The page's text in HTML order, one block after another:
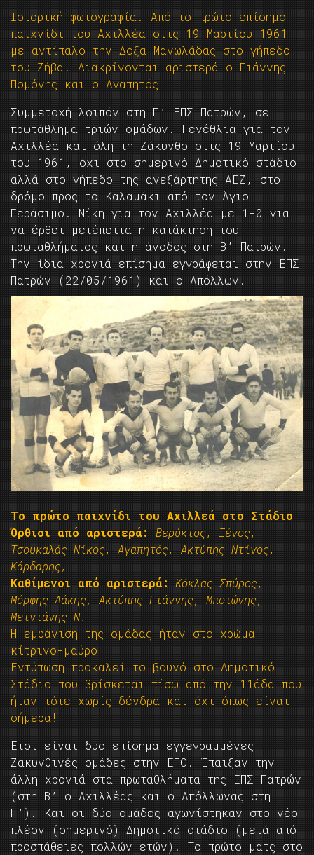
Ιστορική φωτογραφία. Από το πρώτο επίσημο
παιχνίδι του Αχιλλέα στις 19 Μαρτίου 1961
με αντίπαλο την Δόξα Μανωλάδας στο γήπεδο
του Ζήβα. Διακρίνονται αριστερά ο Γιάννης
Πομόνης και ο Αγαπητός
Συμμετοχή λοιπόν στη Γ’ ΕΠΣ Πατρών, σε
πρωτάθλημα τριών ομάδων. Γενέθλια για τον
Αχιλλέα και όλη τη Ζάκυνθο στις 19 Μαρτίου
του 1961, όχι στο σημερινό Δημοτικό στάδιο
αλλά στο γήπεδο της ανεξάρτητης ΑΕΖ, στο
δρόμο προς το Καλαμάκι από τον Άγιο
Γεράσιμο. Νίκη για τον Αχιλλέα με 1-0 για
να έρθει μετέπειτα η κατάκτηση του
πρωταθλήματος και η άνοδος στη Β’ Πατρών.
Την ίδια χρονιά επίσημα εγγράφεται στην ΕΠΣ
Πατρών (22/05/1961) και ο Απόλλων.
Το πρώτο παιχνίδι του Αχιλλεά στο Στάδιο
Όρθιοι από αριστερά:
Βερύκιος, Ξένος,
Τσουκαλάς Νίκος, Αγαπητός, Ακτύπης Ντίνος,
Κάρδαρης,
Καθίμενοι από αριστερά: Κόκλας Σπύρος,
Μόρφης Λάκης, Ακτύπης Γιάννης, Μποτώνης,
Μεϊντάνης Ν.
Η εμφάνιση της ομάδας ήταν στο χρώμα
κίτρινο-μαύρο
Εντύπωση προκαλεί το βουνό στο Δημοτικό
Στάδιο που βρίσκεται πίσω από την 11άδα που
ήταν τότε χωρίς δένδρα και όχι όπως είναι
σήμερα!
Έτσι είναι δύο επίσημα εγγεγραμμένες
Ζακυνθινές ομάδες στην ΕΠΟ. Έπαιξαν την
άλλη χρονιά στα πρωταθλήματα της ΕΠΣ Πατρών
(στη Β’ ο Αχιλλέας και ο Απόλλωνας στη
Γ’). Και οι δύο ομάδες αγωνίστηκαν στο νέο
πλέον (σημερινό) Δημοτικό στάδιο (μετά από
προσπάθειες πολλών ετών). Το πρώτο ματς στο